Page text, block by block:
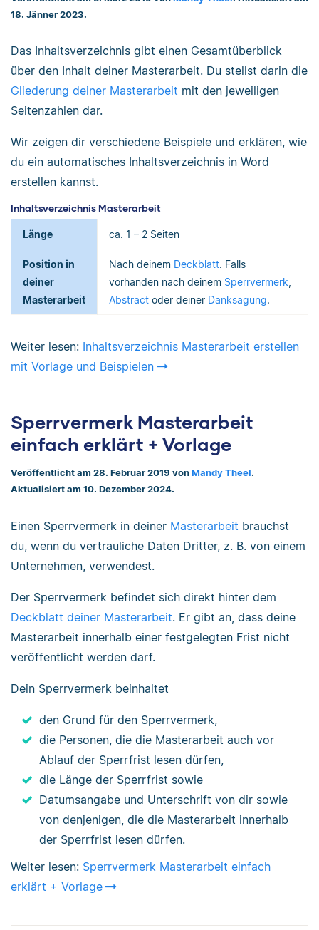
18. Jänner 2023.
Das Inhaltsverzeichnis gibt einen Gesamtüberblick
über den Inhalt deiner Masterarbeit. Du stellst darin die
Gliederung deiner Masterarbeit mit den jeweiligen
Seitenzahlen dar.
Wir zeigen dir verschiedene Beispiele und erklären, wie
du ein automatisches Inhaltsverzeichnis in Word
erstellen kannst.
Inhaltsverzeichnis Masterarbeit
Länge ca. 1 – 2 Seiten
Position in
deiner
Masterarbeit
Nach deinem Deckblatt. Falls
vorhanden nach deinem Sperrvermerk
Abstract oder deiner Danksagung.
Weiter lesen: Inhaltsverzeichnis Masterarbeit erstellen
mit Vorlage und Beispielen
Sperrvermerk Masterarbeit
einfach erklärt + Vorlage
Veröffentlicht am 28. Februar 2019 von Mandy Theel.
Aktualisiert am 10. Dezember 2024.
Einen Sperrvermerk in deiner Masterarbeit brauchst
du, wenn du vertrauliche Daten Dritter, z. B. von einem
Unternehmen, verwendest.
Der Sperrvermerk befindet sich direkt hinter dem
Deckblatt deiner Masterarbeit. Er gibt an, dass deine
Masterarbeit innerhalb einer festgelegten Frist nicht
veröffentlicht werden darf.
Dein Sperrvermerk beinhaltet
den Grund für den Sperrvermerk,
die Personen, die die Masterarbeit auch vor
Ablauf der Sperrfrist lesen dürfen,
die Länge der Sperrfrist sowie
Datumsangabe und Unterschrift von dir sowie
von denjenigen, die die Masterarbeit innerhalb
der Sperrfrist lesen dürfen.
Weiter lesen: Sperrvermerk Masterarbeit einfach
erklärt + Vorlage